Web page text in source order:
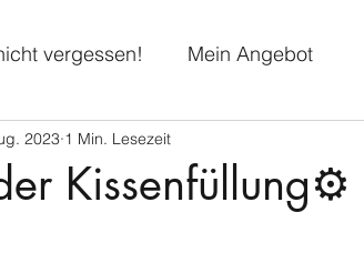
vergessen! Mein Angebot
Kissenfüllung⚙️
2023 1 Min. Lesezeit